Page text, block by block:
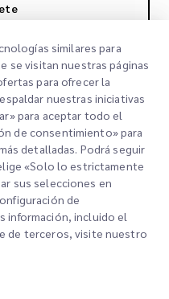
Privacidad Política de
similares para
se visitan nuestras páginas
para ofrecer la
nuestras iniciativas
para aceptar todo el
de consentimiento» para
detalladas. Podrá seguir
«Solo lo estrictamente
sus selecciones en
de
información, incluido el
de terceros, visite nuestro